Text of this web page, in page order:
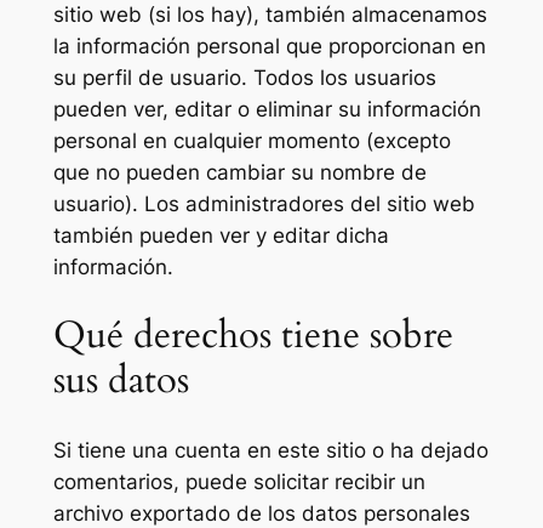
sitio web (si los hay), también almacenamos
la información personal que proporcionan en
su perfil de usuario. Todos los usuarios
pueden ver, editar o eliminar su información
personal en cualquier momento (excepto
que no pueden cambiar su nombre de
usuario). Los administradores del sitio web
también pueden ver y editar dicha
información.
Qué derechos tiene sobre
sus datos
Si tiene una cuenta en este sitio o ha dejado
comentarios, puede solicitar recibir un
archivo exportado de los datos personales